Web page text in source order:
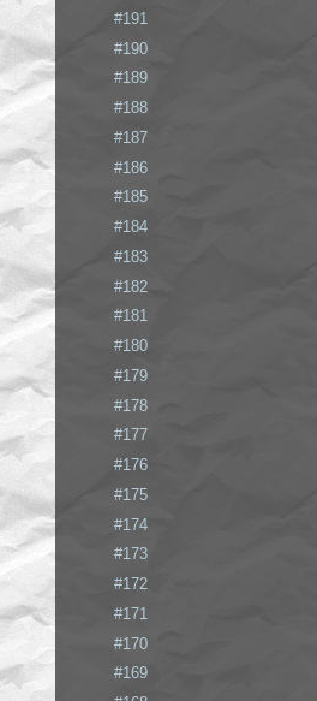
#191
#190
#189
#188
#187
#186
#185
#184
#183
#182
#181
#180
#179
#178
#177
#176
#175
#174
#173
#172
#171
#170
#169